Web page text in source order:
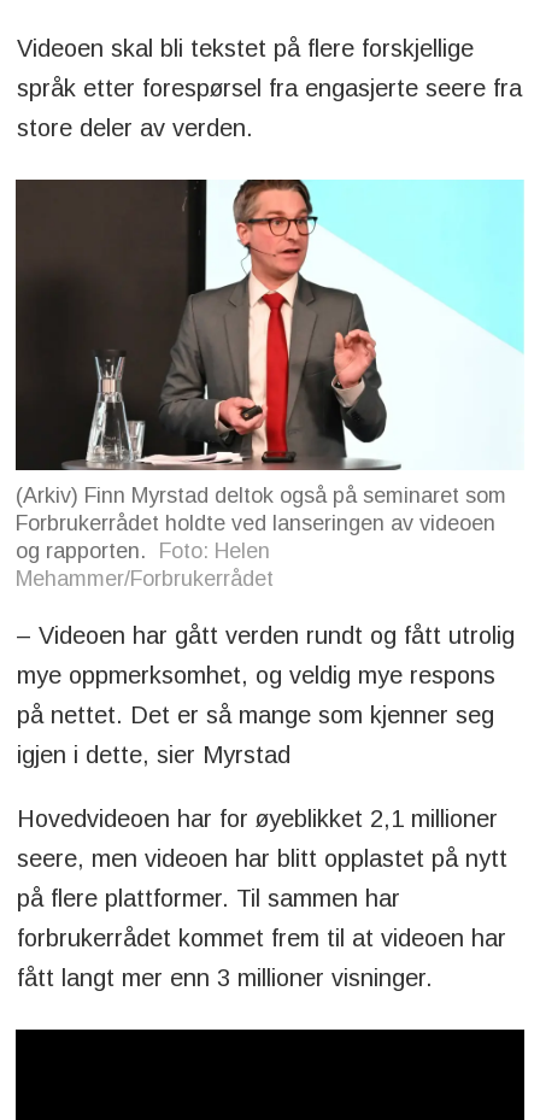
Videoen skal bli tekstet på flere forskjellige
språk etter forespørsel fra engasjerte seere fra
store deler av verden.
(Arkiv) Finn Myrstad deltok også på seminaret som
Forbrukerrådet holdte ved lanseringen av videoen
og rapporten.
Foto: Helen
Mehammer/Forbrukerrådet
– Videoen har gått verden rundt og fått utrolig
mye oppmerksomhet, og veldig mye respons
på nettet. Det er så mange som kjenner seg
igjen i dette, sier Myrstad
Hovedvideoen har for øyeblikket 2,1 millioner
seere, men videoen har blitt opplastet på nytt
på flere plattformer. Til sammen har
forbrukerrådet kommet frem til at videoen har
fått langt mer enn 3 millioner visninger.